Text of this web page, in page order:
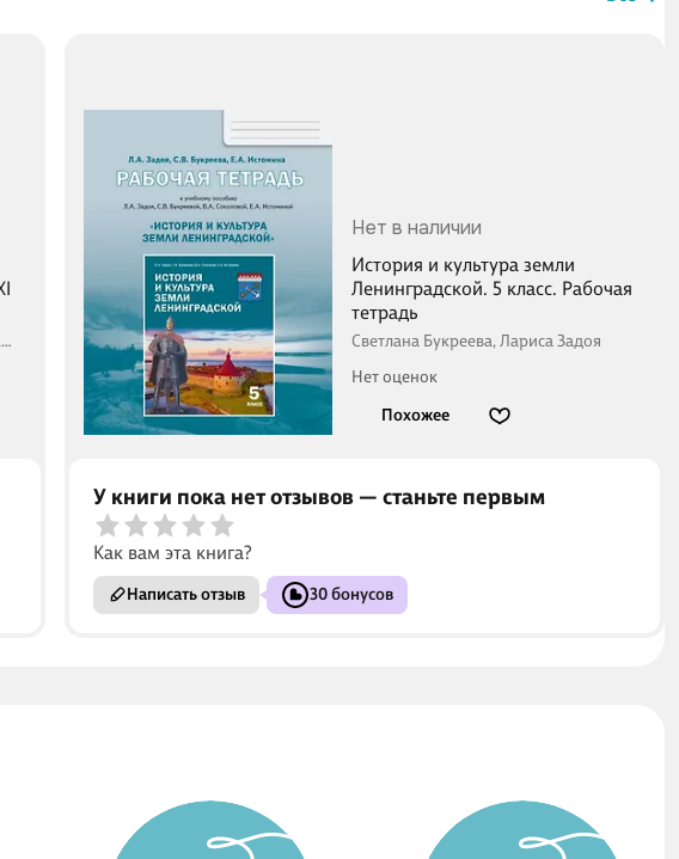
Нет в наличии
История и культура земли
Ленинградской. 5 класс. Рабочая
тетрадь
Светлана Букреева, Лариса Задоя
Нет оценок
Похожее
У книги пока нет отзывов — станьте первым
Как вам эта книга?
Написать отзыв 30 бонусов